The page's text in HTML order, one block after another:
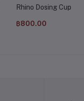
Rhino Dosing Cup
฿800.00